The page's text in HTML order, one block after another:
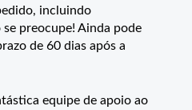
incluindo
preocupe! Ainda pode
de 60 dias após a
equipe de apoio ao